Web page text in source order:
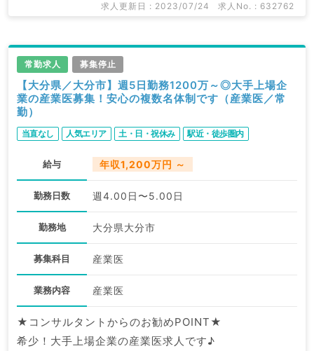
求人更新日 : 2023/07/24 求人No. : 632762
常勤求人 募集停止
【大分県／大分市】週5日勤務1200万～◎大手上場企
業の産業医募集！安心の複数名体制です（産業医／常
勤）
当直なし 人気エリア 土・日・祝休み 駅近・徒歩圏内
給与 年収1,200万円 ～
勤務日数 週4.00日〜5.00日
勤務地 大分県大分市
募集科目 産業医
業務内容 産業医
★コンサルタントからのお勧めPOINT★
希少！大手上場企業の産業医求人です♪